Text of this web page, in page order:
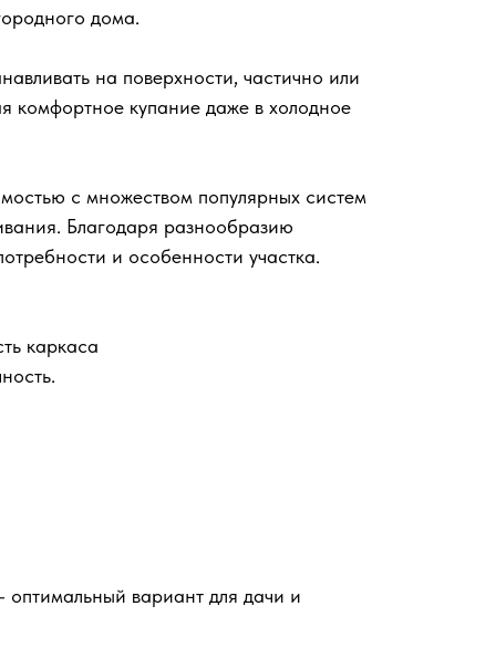
дома.
на поверхности, частично или
комфортное купание даже в холодное
с множеством популярных систем
Благодаря разнообразию
и особенности участка.
каркаса
вариант для дачи и